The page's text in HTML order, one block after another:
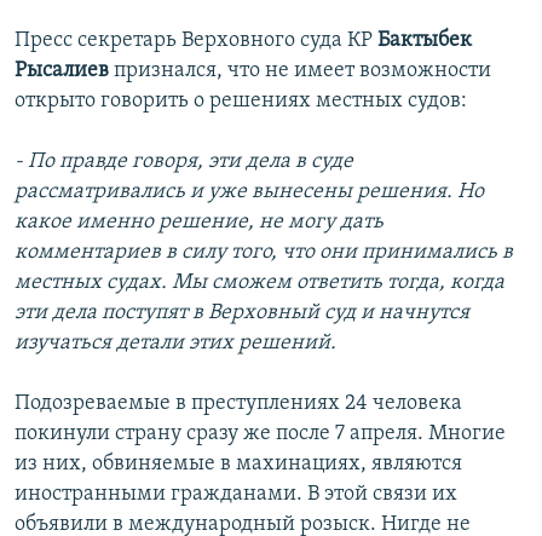
Пресс секретарь Верховного суда КР Бактыбек
Рысалиев признался, что не имеет возможности
открыто говорить о решениях местных судов:
- По правде говоря, эти дела в суде
рассматривались и уже вынесены решения. Но
какое именно решение, не могу дать
комментариев в силу того, что они принимались в
местных судах. Мы сможем ответить тогда, когда
эти дела поступят в Верховный суд и начнутся
изучаться детали этих решений.
Подозреваемые в преступлениях 24 человека
покинули страну сразу же после 7 апреля. Многие
из них, обвиняемые в махинациях, являются
иностранными гражданами. В этой связи их
объявили в международный розыск. Нигде не